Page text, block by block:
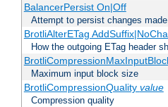
BalancerPersist On|Off
Attempt to persist changes
BrotliAlterETag
How the outgoing ETag header
Maximum input block size
BrotliCompressionQuality value
Compression quality